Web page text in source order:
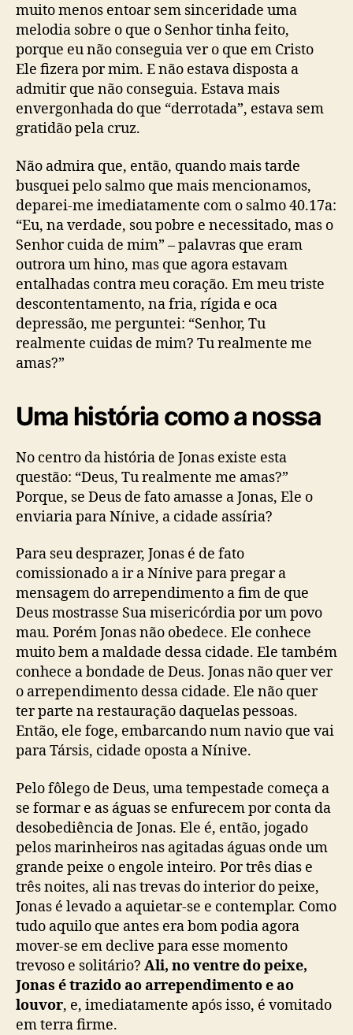
muito menos entoar sem sinceridade uma
melodia sobre o que o Senhor tinha feito,
porque eu não conseguia ver o que em Cristo
Ele fizera por mim. E não estava disposta a
admitir que não conseguia. Estava mais
envergonhada do que “derrotada”, estava sem
gratidão pela cruz.
Não admira que, então, quando mais tarde
busquei pelo salmo que mais mencionamos,
deparei-me imediatamente com o salmo 40.17a:
“Eu, na verdade, sou pobre e necessitado, mas o
Senhor cuida de mim” – palavras que eram
outrora um hino, mas que agora estavam
entalhadas contra meu coração. Em meu triste
descontentamento, na fria, rígida e oca
depressão, me perguntei: “Senhor, Tu
realmente cuidas de mim? Tu realmente me
amas?”
Uma história como a nossa
No centro da história de Jonas existe esta
questão: “Deus, Tu realmente me amas?”
Porque, se Deus de fato amasse a Jonas, Ele o
enviaria para Nínive, a cidade assíria?
Para seu desprazer, Jonas é de fato
comissionado a ir a Nínive para pregar a
mensagem do arrependimento a fim de que
Deus mostrasse Sua misericórdia por um povo
mau. Porém Jonas não obedece. Ele conhece
muito bem a maldade dessa cidade. Ele também
conhece a bondade de Deus. Jonas não quer ver
o arrependimento dessa cidade. Ele não quer
ter parte na restauração daquelas pessoas.
Então, ele foge, embarcando num navio que vai
para Társis, cidade oposta a Nínive.
Pelo fôlego de Deus, uma tempestade começa a
se formar e as águas se enfurecem por conta da
desobediência de Jonas. Ele é, então, jogado
pelos marinheiros nas agitadas águas onde um
grande peixe o engole inteiro. Por três dias e
três noites, ali nas trevas do interior do peixe,
Jonas é levado a aquietar-se e contemplar. Como
tudo aquilo que antes era bom podia agora
mover-se em declive para esse momento
trevoso e solitário? Ali, no ventre do peixe,
Jonas é trazido ao arrependimento e ao
louvor, e, imediatamente após isso, é vomitado
em terra firme.